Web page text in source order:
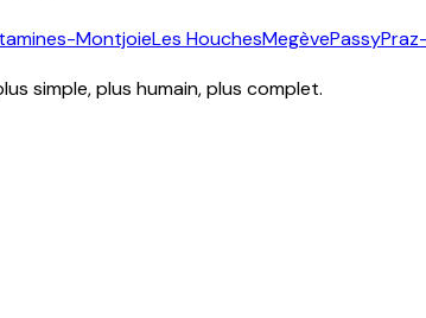
MontjoieLes HouchesMegèvePassy
simple, plus humain, plus complet.